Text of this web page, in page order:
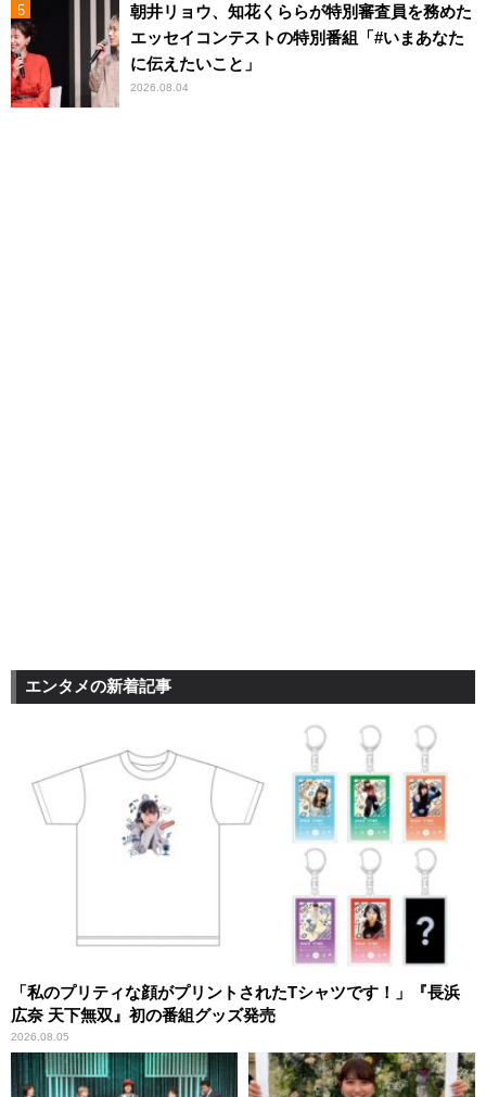
朝井リョウ、知花くららが特別審査員を務めた
エッセイコンテストの特別番組「#いまあなた
に伝えたいこと」
2026.08.04
エンタメの新着記事
「私のプリティな顔がプリントされたTシャツです！」『長浜
広奈 天下無双』初の番組グッズ発売
2026.08.05